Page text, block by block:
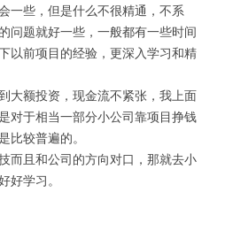
一些，但是什么不很精通，不系
问题就好一些，一般都有一些时间
以前项目的经验，更深入学习和精
大额投资，现金流不紧张，我上面
对于相当一部分小公司靠项目挣钱
比较普遍的。
而且和公司的方向对口，那就去小
好学习。